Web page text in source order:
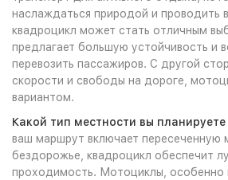
наслаждаться природой и проводить
квадроцикл может стать отличным
предлагает большую устойчивость и
перевозить пассажиров. С другой
скорости и свободы на дороге,
вариантом.
Какой тип местности вы планируете
ваш маршрут включает пересеченную
бездорожье, квадроцикл обеспечит
проходимость. Мотоциклы, особенно